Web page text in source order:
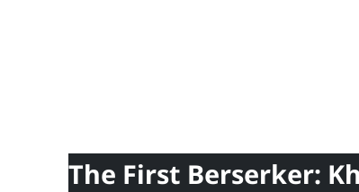
The First Berserker: